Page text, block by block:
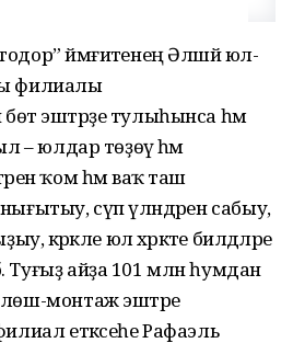
йәмғиәтенең Әлшәй юл-
филиалы
эштәрҙе тулыһынса һәм
– юлдар төҙөү һәм
ҡом һәм ваҡ таш
сүп үләндәрен сабыу,
кәрәкле юл хәрәкәте билдәләре
айҙа 101 млн һумдан
монтаж эштәре
етәксеһе Рафаэль